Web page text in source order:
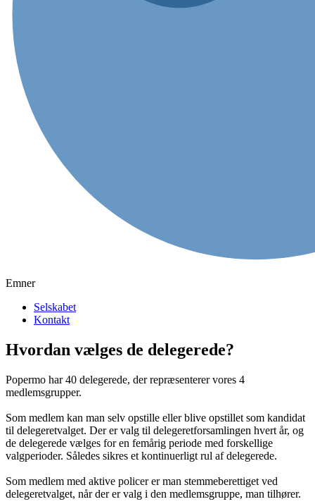
Emner
Selskabet
Kontakt
Hvordan vælges de delegerede?
Popermo har 40 delegerede, der repræsenterer vores 4
medlemsgrupper.
Som medlem kan man selv opstille eller blive opstillet som kandidat
til delegeretvalget. Der er valg til delegeretforsamlingen hvert år, og
de delegerede vælges for en femårig periode med forskellige
valgperioder. Således sikres et kontinuerligt rul af delegerede.
Som medlem med aktive policer er man stemmeberettiget ved
delegeretvalget, når der er valg i den medlemsgruppe, man tilhører.